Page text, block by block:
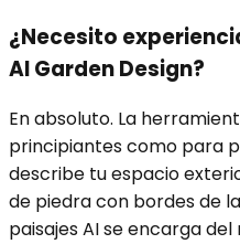
¿Necesito
AI Garden Design?
En absoluto. La
principiantes como para
describe tu espacio
de piedra con bordes de
paisajes AI se encarga del